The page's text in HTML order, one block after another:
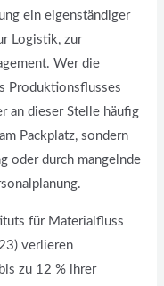
ein eigenständiger
Logistik, zur
Wer die
Produktionsflusses
an dieser Stelle häufig
Packplatz, sondern
oder durch mangelnde
für Materialfluss
verlieren
zu 12 % ihrer